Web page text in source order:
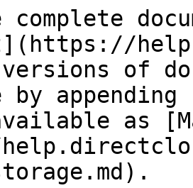
versions of
as